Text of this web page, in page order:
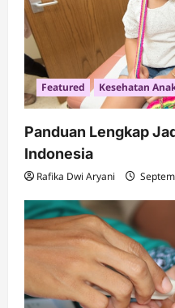
Featured Kesehatan
Panduan Lengkap
Indonesia
Rafika Dwi Aryani